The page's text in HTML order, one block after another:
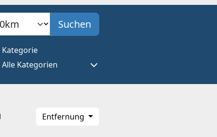
Suchen
Kategorie
Alle Kategorien
Entfernung